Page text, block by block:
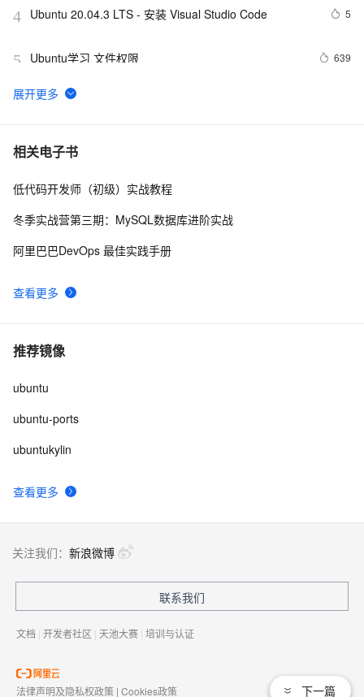
4 Ubuntu 20.04.3 LTS - 安装 Visual Studio Code 5
5 Ubuntu学习 文件权限 639
6 Ubuntu Touch将支持用户数据加密：目前暂无时间表
7 在Ubuntu平台搭建RTMP直播服务器使用SRS简要指南
8 ubuntu22/20 安装macos 主题桌面
相关电子书
查看更多
低代码开发师（初级）实战教程
冬季实战营第三期：MySQL数据库进阶实战
阿里巴巴DevOps 最佳实践手册
推荐镜像
查看更多
ubuntu
ubuntu-ports
ubuntukylin
下一篇
关注我们： 新浪微博
联系我们
文档 | 开发者社区 | 天池大赛 | 培训与认证
法律声明及隐私权政策 | Cookies政策